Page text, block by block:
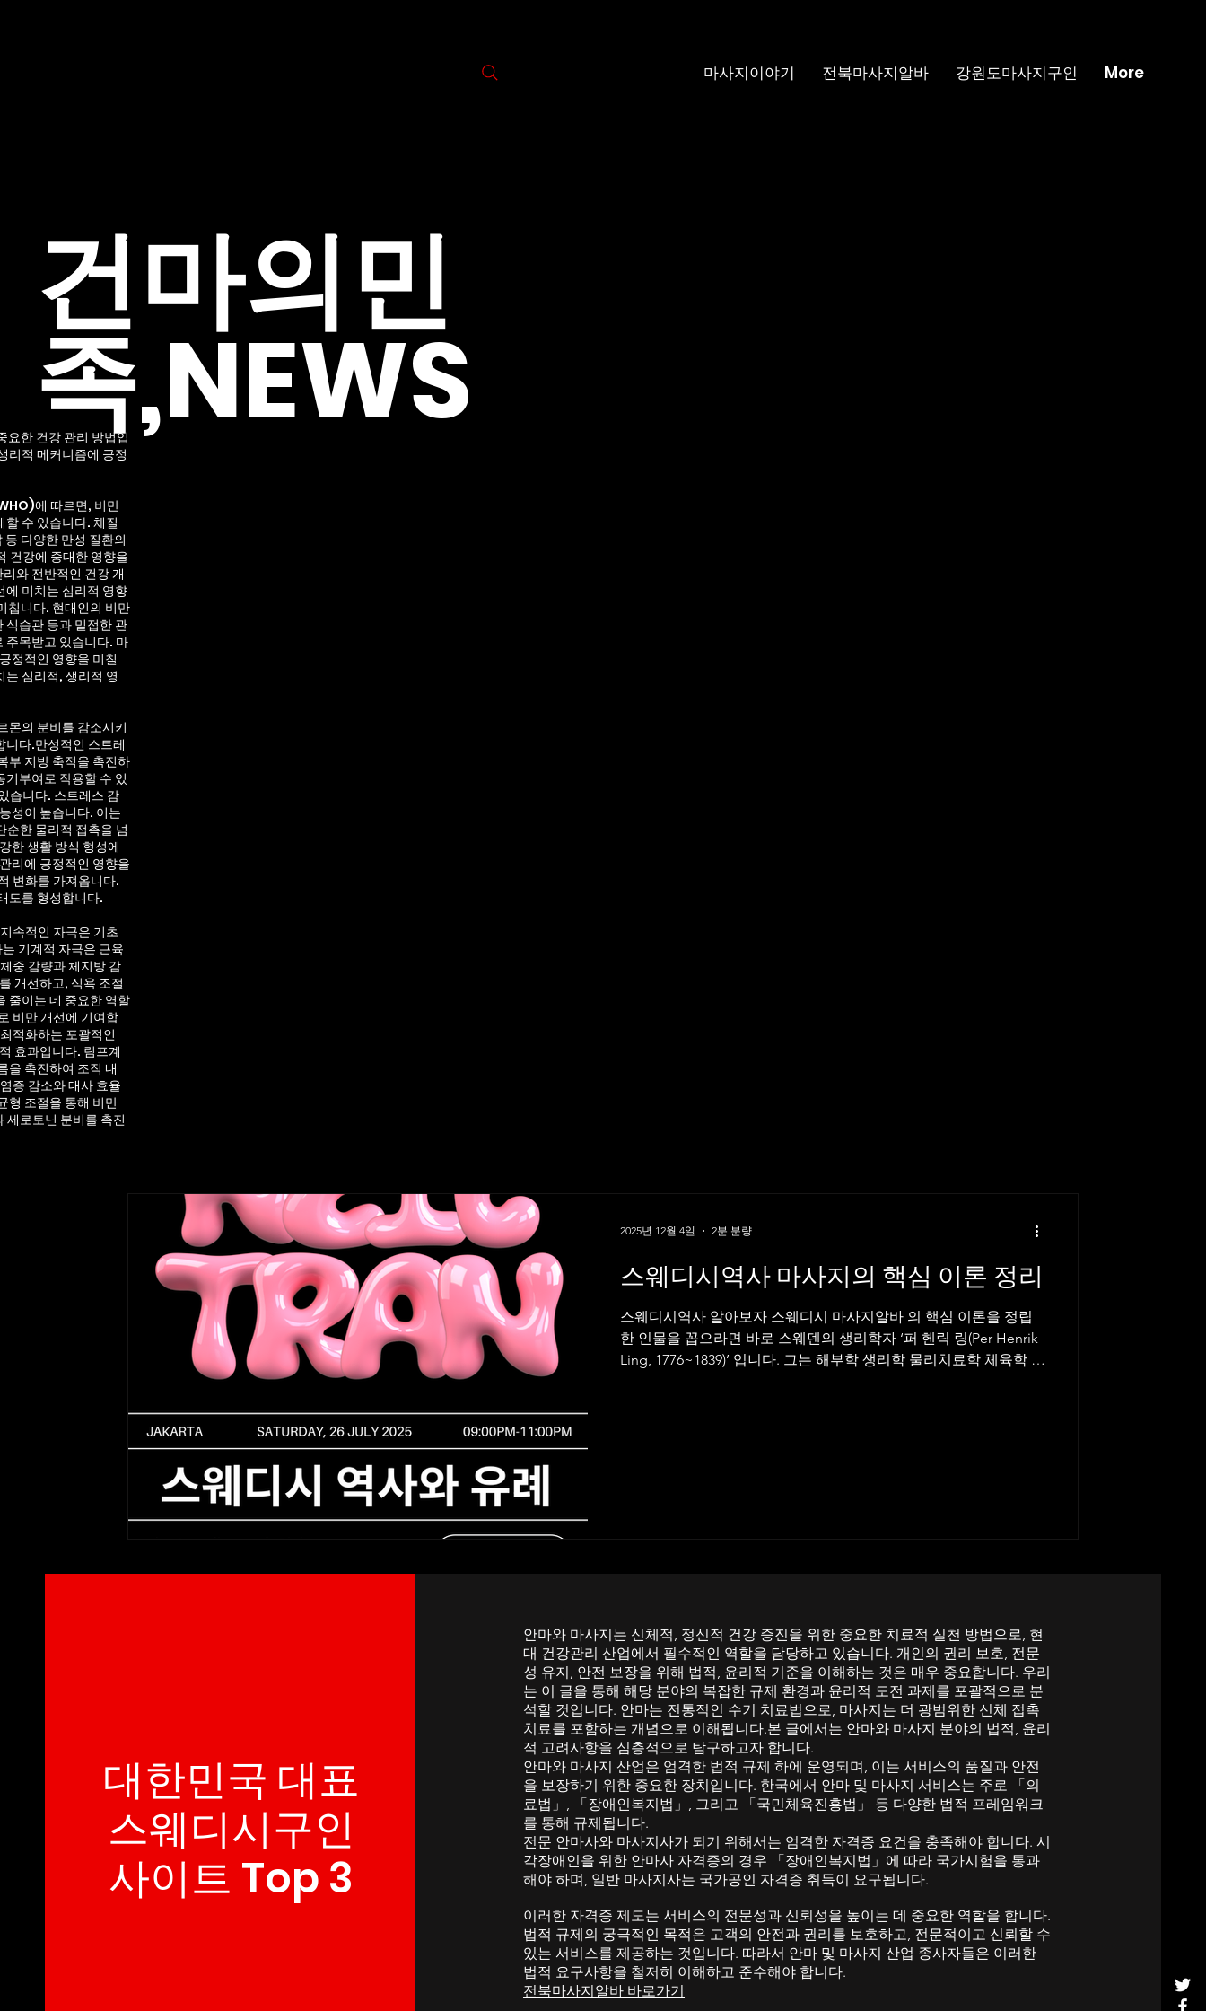
마사지이야기 전북마사지알바 강원도마사지구인 More
요한 건강 관리 방법입
리적 메커니즘에 긍정
에 따르면, 비만
수 있습니다. 체질
다양한 만성 질환의
건강에 중대한 영향을
와 전반적인 건강 개
에 미치는 심리적 영향
칩니다. 현대인의 비만
식습관 등과 밀접한 관
주목받고 있습니다. 마
정적인 영향을 미칠
심리적, 생리적 영
몬의 분비를 감소시키
니다.만성적인 스트레
부 지방 축적을 촉진하
부여로 작용할 수 있
습니다. 스트레스 감
성이 높습니다. 이는
한 물리적 접촉을 넘
한 생활 방식 형성에
리에 긍정적인 영향을
변화를 가져옵니다.
도를 형성합니다.
속적인 자극은 기초
기계적 자극은 근육
중 감량과 체지방 감
개선하고, 식욕 조절
줄이는 데 중요한 역할
비만 개선에 기여합
적화하는 포괄적인
효과입니다. 림프계
을 촉진하여 조직 내
증 감소와 대사 효율
형 조절을 통해 비만
세로토닌 분비를 촉진
건마의민
족,NEWS
스웨디시역사 마사지의 핵심 이론 정리
스웨디시역사 알아보자 스웨디시 마사지알바 의 핵심 이론을 정립
한 인물을 꼽으라면 바로 스웨덴의 생리학자 ‘퍼 헨릭 링(Per Henrik
Ling, 1776~1839)’ 입니다. 그는 해부학 생리학 물리치료학 체육학 을
2025년 12월 4일 2분 분량
대한민국 대표
스웨디시구인
사이트 Top 3
안마와 마사지는 신체적, 정신적 건강 증진을 위한 중요한 치료적 실천 방법으로, 현
대 건강관리 산업에서 필수적인 역할을 담당하고 있습니다. 개인의 권리 보호, 전문
성 유지, 안전 보장을 위해 법적, 윤리적 기준을 이해하는 것은 매우 중요합니다. 우리
는 이 글을 통해 해당 분야의 복잡한 규제 환경과 윤리적 도전 과제를 포괄적으로 분
석할 것입니다. 안마는 전통적인 수기 치료법으로, 마사지는 더 광범위한 신체 접촉
치료를 포함하는 개념으로 이해됩니다.본 글에서는 안마와 마사지 분야의 법적, 윤리
적 고려사항을 심층적으로 탐구하고자 합니다.
안마와 마사지 산업은 엄격한 법적 규제 하에 운영되며, 이는 서비스의 품질과 안전
을 보장하기 위한 중요한 장치입니다. 한국에서 안마 및 마사지 서비스는 주로 「의
료법」, 「장애인복지법」, 그리고 「국민체육진흥법」 등 다양한 법적 프레임워크
를 통해 규제됩니다.
전문 안마사와 마사지사가 되기 위해서는 엄격한 자격증 요건을 충족해야 합니다. 시
각장애인을 위한 안마사 자격증의 경우 「장애인복지법」에 따라 국가시험을 통과
해야 하며, 일반 마사지사는 국가공인 자격증 취득이 요구됩니다.
이러한 자격증 제도는 서비스의 전문성과 신뢰성을 높이는 데 중요한 역할을 합니다.
법적 규제의 궁극적인 목적은 고객의 안전과 권리를 보호하고, 전문적이고 신뢰할 수
있는 서비스를 제공하는 것입니다. 따라서 안마 및 마사지 산업 종사자들은 이러한
법적 요구사항을 철저히 이해하고 준수해야 합니다.
전북마사지알바 바로가기